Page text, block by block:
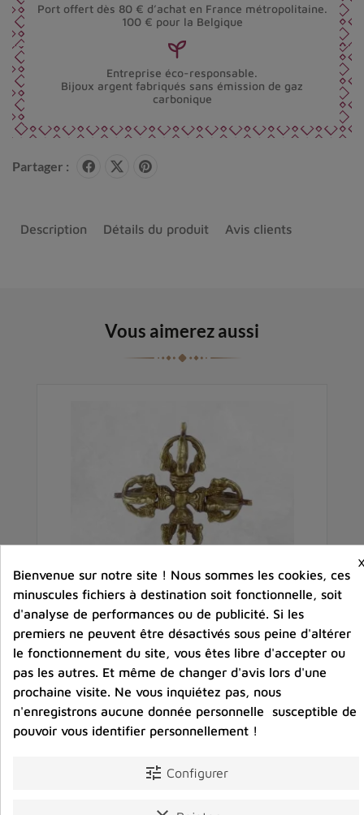
Port offert dès 80 € d’achat en France métropolitaine.
100 € pour la Belgique
Entreprise éco-responsable.
Bijoux argent fabriqués sans émission de gaz
carbonique
Partager :
Description Détails du produit Avis clients
Vous aimerez aussi
Double dorjé tibetain vajra bouddhiste sur socle
Prix
32,00 €
Bienvenue sur notre site ! Nous sommes les cookies, ces
minuscules fichiers à destination soit fonctionnelle, soit
d'analyse de performances ou de publicité. Si les
premiers ne peuvent être désactivés sous peine d'altérer
le fonctionnement du site, vous êtes libre d'accepter ou
pas les autres. Et même de changer d'avis lors d'une
prochaine visite. Ne vous inquiétez pas, nous
n'enregistrons aucune donnée personnelle susceptible de
pouvoir vous identifier personnellement !
tune Configurer